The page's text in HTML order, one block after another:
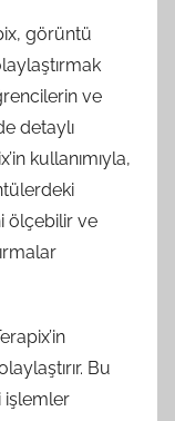
görüntü
ve
detaylı
kullanımıyla,
ölçebilir ve
Bu
işlemler